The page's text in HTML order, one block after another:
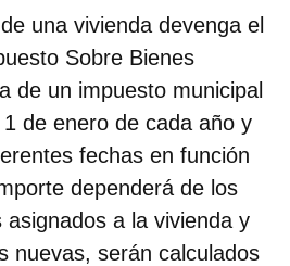
una vivienda devenga el
Sobre Bienes
de un impuesto municipal
de enero de cada año y
fechas en función
dependerá de los
a la vivienda y
nuevas, serán calculados